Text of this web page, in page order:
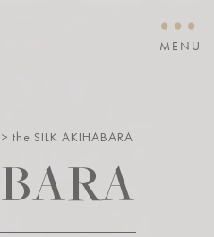
> the SILK AKIHABARA
・・・
MENU